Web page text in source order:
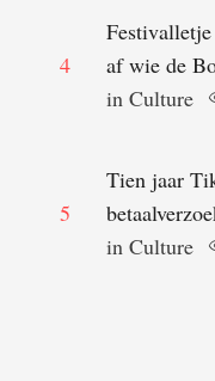
4
af wie de
in Culture
5
Tien jaar
in Culture